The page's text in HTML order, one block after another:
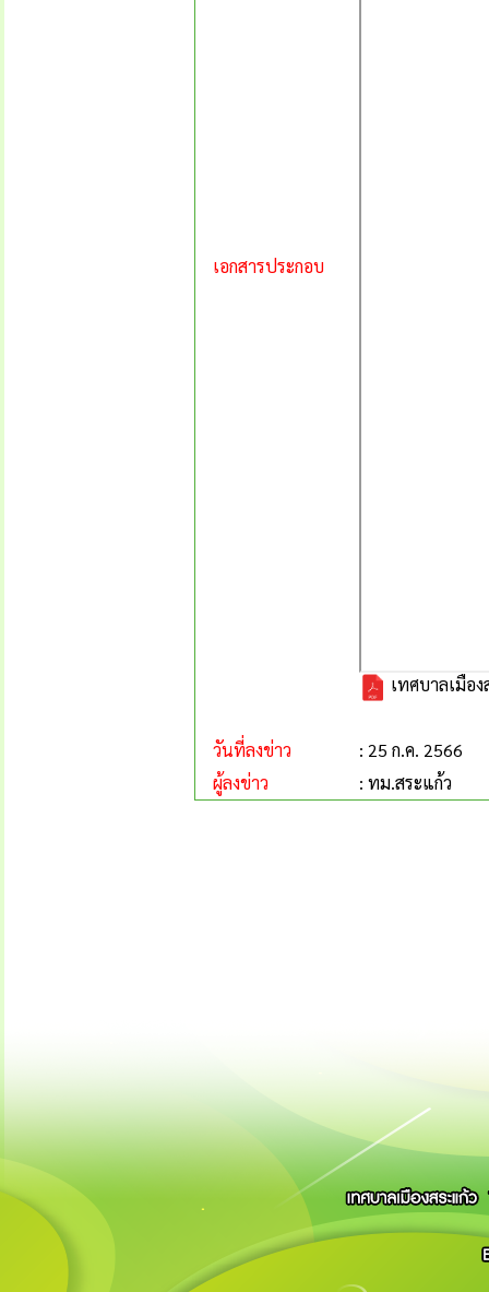
เอกสารประกอบ
เทศบาลเมือ
วันที่ลงข่าว
: 25 ก.ค. 2566
ผู้ลงข่าว
: ทม.สระแก้ว